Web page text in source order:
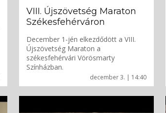
december 3. | 14:40
VIII. Újszövetség Maraton
Székesfehérváron
December 1-jén elkezdődött a VIII.
Újszövetség Maraton a
székesfehérvári Vörösmarty
Színházban.